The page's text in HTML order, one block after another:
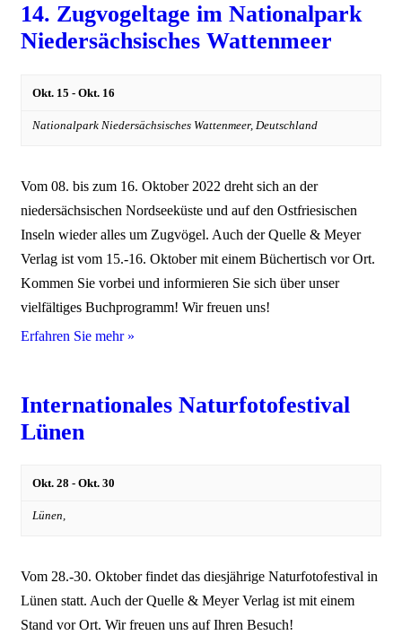
14. Zugvogeltage im Nationalpark
Niedersächsisches Wattenmeer
Okt. 15 - Okt. 16
Nationalpark Niedersächsisches Wattenmeer, Deutschland
Vom 08. bis zum 16. Oktober 2022 dreht sich an der
niedersächsischen Nordseeküste und auf den Ostfriesischen
Inseln wieder alles um Zugvögel. Auch der Quelle & Meyer
Verlag ist vom 15.-16. Oktober mit einem Büchertisch vor Ort.
Kommen Sie vorbei und informieren Sie sich über unser
vielfältiges Buchprogramm! Wir freuen uns!
Erfahren Sie mehr »
Internationales Naturfotofestival
Lünen
Okt. 28 - Okt. 30
Lünen,
Vom 28.-30. Oktober findet das diesjährige Naturfotofestival in
Lünen statt. Auch der Quelle & Meyer Verlag ist mit einem
Stand vor Ort. Wir freuen uns auf Ihren Besuch!